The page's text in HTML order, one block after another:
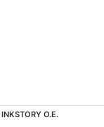
INKSTORY Ο.Ε.